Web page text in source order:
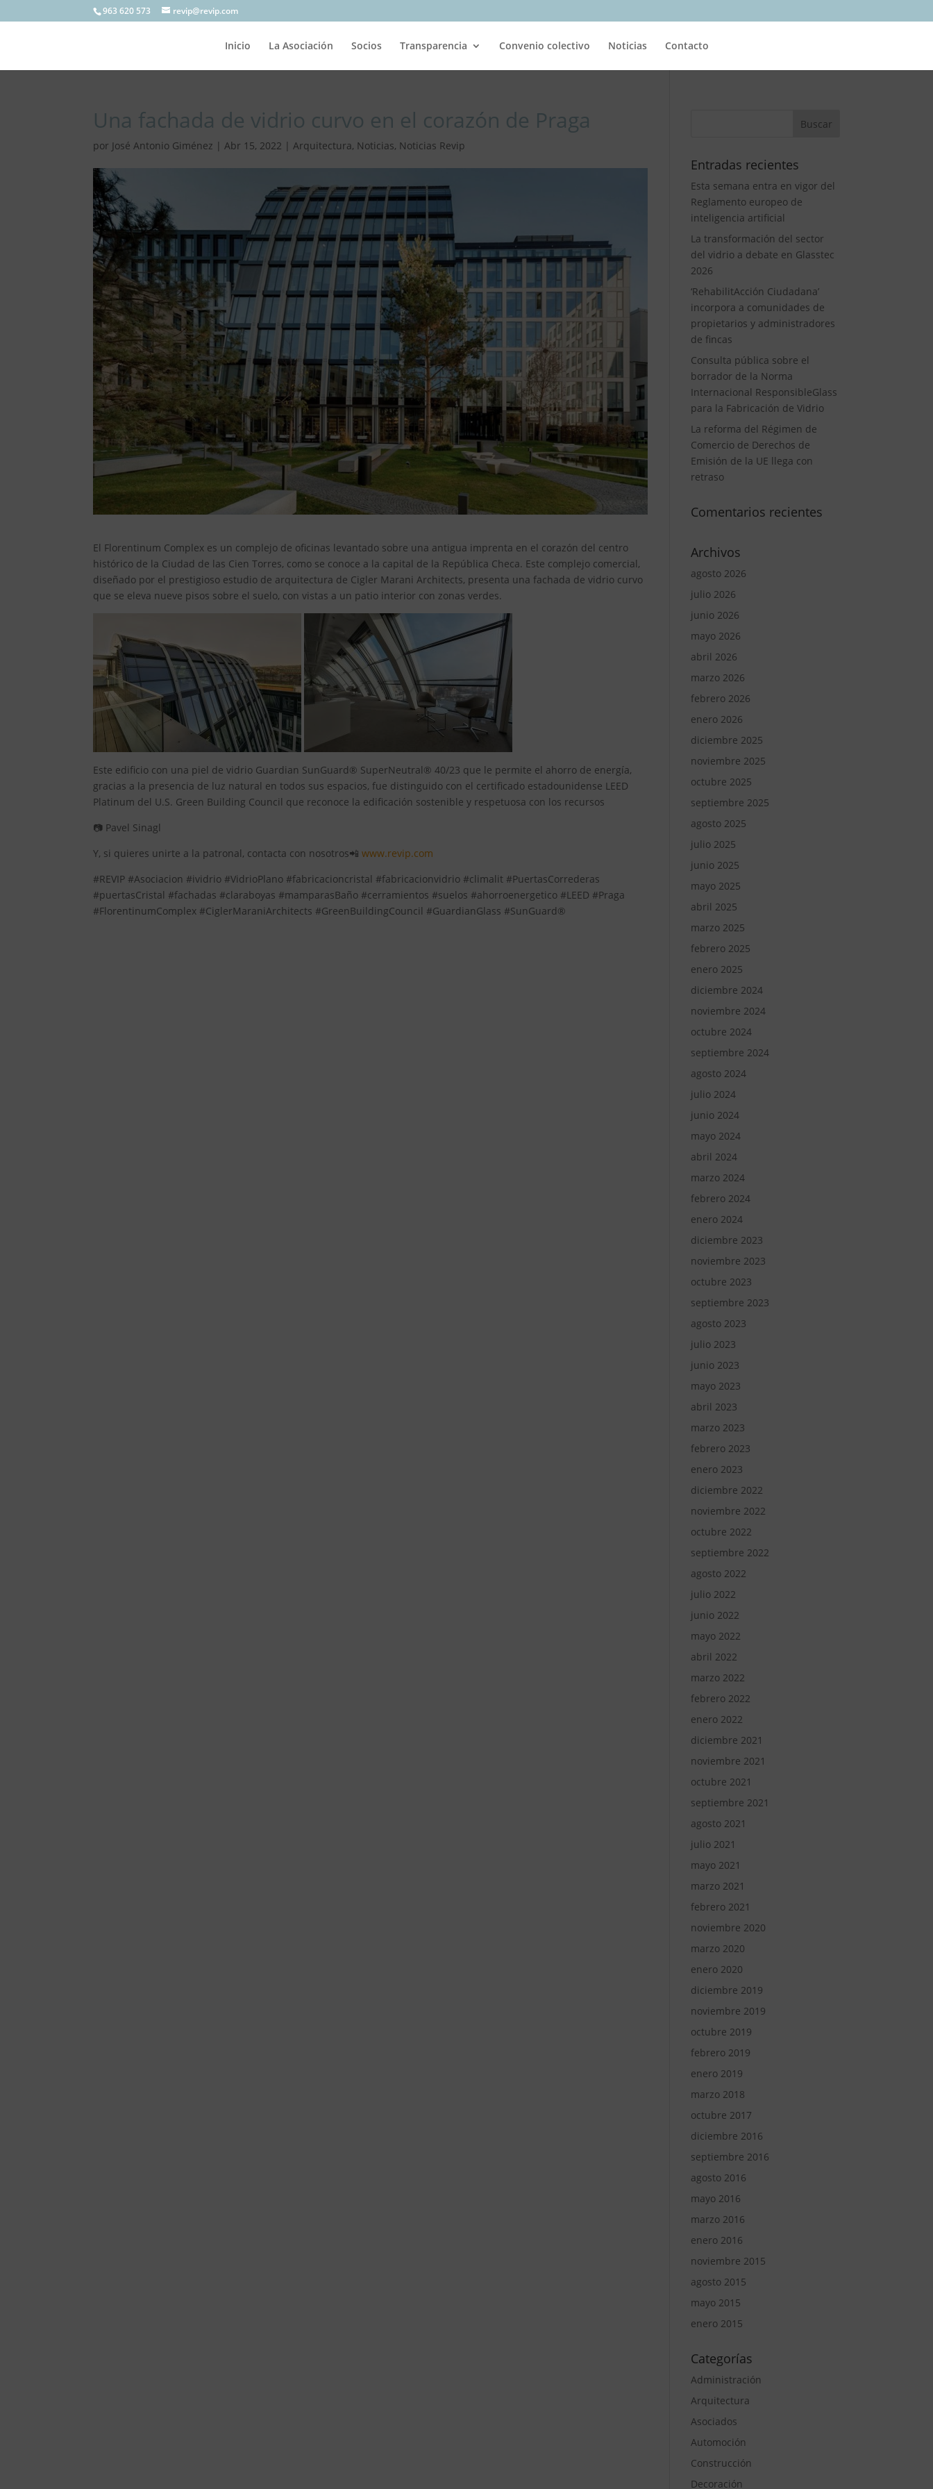
963 620 573 revip@revip.com
Inicio La Asociación Socios Transparencia Convenio colectivo Noticias Contacto
Una fachada de vidrio curvo en el corazón de Praga
por José Antonio Giménez |Abr 15, 2022 |Arquitectura, Noticias, Noticias Revip
El Florentinum Complex es un complejo de oficinas levantado sobre una antigua imprenta en el corazón del centro
histórico de la Ciudad de las Cien Torres, como se conoce a la capital de la República Checa. Este complejo comercial,
diseñado por el prestigioso estudio de arquitectura de Cigler Marani Architects, presenta una fachada de vidrio curvo
que se eleva nueve pisos sobre el suelo, con vistas a un patio interior con zonas verdes.
Este edificio con una piel de vidrio Guardian SunGuard® SuperNeutral® 40/23 que le permite el ahorro de energía,
gracias a la presencia de luz natural en todos sus espacios, fue distinguido con el certificado estadounidense LEED
Platinum del U.S. Green Building Council que reconoce la edificación sostenible y respetuosa con los recursos
📷 Pavel Sinagl
Y, si quieres unirte a la patronal, contacta con nosotros📲www.revip.com
#REVIP #Asociacion #ividrio #VidrioPlano #fabricacioncristal #fabricacionvidrio #climalit #PuertasCorrederas
#puertasCristal #fachadas #claraboyas #mamparasBaño #cerramientos #suelos #ahorroenergetico #LEED #Praga
#FlorentinumComplex #CiglerMaraniArchitects #GreenBuildingCouncil #GuardianGlass #SunGuard®
Entradas recientes
Esta semana entra en vigor del
Reglamento europeo de
inteligencia artificial
La transformación del sector
del vidrio a debate en Glasstec
2026
‘RehabilitAcción Ciudadana’
incorpora a comunidades de
propietarios y administradores
de fincas
Consulta pública sobre el
borrador de la Norma
Internacional ResponsibleGlass
para la Fabricación de Vidrio
La reforma del Régimen de
Comercio de Derechos de
Emisión de la UE llega con
retraso
Comentarios recientes
Archivos
agosto 2026
julio 2026
junio 2026
mayo 2026
abril 2026
marzo 2026
febrero 2026
enero 2026
diciembre 2025
noviembre 2025
octubre 2025
septiembre 2025
agosto 2025
julio 2025
junio 2025
mayo 2025
abril 2025
marzo 2025
febrero 2025
enero 2025
diciembre 2024
noviembre 2024
octubre 2024
septiembre 2024
agosto 2024
julio 2024
junio 2024
mayo 2024
abril 2024
marzo 2024
febrero 2024
enero 2024
diciembre 2023
noviembre 2023
octubre 2023
septiembre 2023
agosto 2023
julio 2023
junio 2023
mayo 2023
abril 2023
marzo 2023
febrero 2023
enero 2023
diciembre 2022
noviembre 2022
octubre 2022
septiembre 2022
agosto 2022
julio 2022
junio 2022
mayo 2022
abril 2022
marzo 2022
febrero 2022
enero 2022
diciembre 2021
noviembre 2021
octubre 2021
septiembre 2021
agosto 2021
julio 2021
mayo 2021
marzo 2021
febrero 2021
noviembre 2020
marzo 2020
enero 2020
diciembre 2019
noviembre 2019
octubre 2019
febrero 2019
enero 2019
marzo 2018
octubre 2017
diciembre 2016
septiembre 2016
agosto 2016
mayo 2016
marzo 2016
enero 2016
noviembre 2015
agosto 2015
mayo 2015
enero 2015
Categorías
Administración
Arquitectura
Asociados
Automoción
Construcción
Decoración